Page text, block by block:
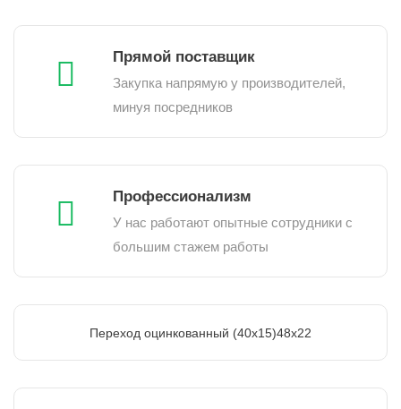
Прямой поставщик
Закупка напрямую у производителей,
минуя посредников
Профессионализм
У нас работают опытные сотрудники с
большим стажем работы
Переход оцинкованный (40х15)48х22